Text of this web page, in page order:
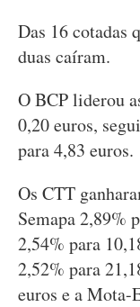
Das 16 cotadas
duas caíram.
O BCP liderou
0,20 euros,
para 4,83 euros.
Os CTT
Semapa 2,89%
2,54% para
2,52% para
euros e a Mota-